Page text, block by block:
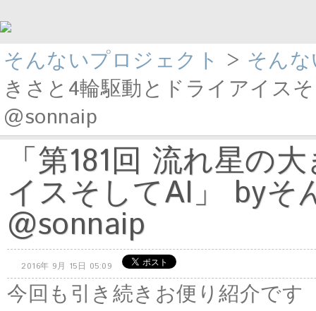
そんないプロジェクト > そん
きさと4輪駆動とドライアイス
@sonnaip
「第181回 流れ星の
イスそしてAI」 byそ
@sonnaip
2016年 9月 15日 05:09
今回も引き続きお便り紹介です